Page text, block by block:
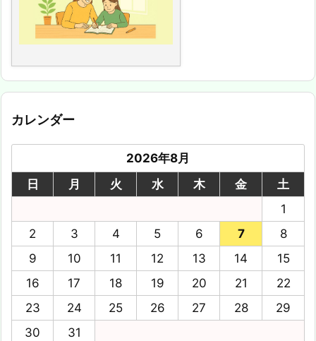
カレンダー
2026年8月
日
月 火 水 木 金
土
1
2
3 4 5 6 7
8
9
10 11 12 13 14
15
16
17 18 19 20 21
22
23
24 25 26 27 28
29
30
31